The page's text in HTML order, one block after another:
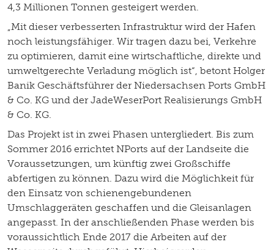
4,3 Millionen Tonnen gesteigert werden.
„Mit dieser verbesserten Infrastruktur wird der Hafen
noch leistungsfähiger. Wir tragen dazu bei, Verkehre
zu optimieren, damit eine wirtschaftliche, direkte und
umweltgerechte Verladung möglich ist“, betont Holger
Banik Geschäftsführer der Niedersachsen Ports GmbH
& Co. KG und der JadeWeserPort Realisierungs GmbH
& Co. KG.
Das Projekt ist in zwei Phasen untergliedert. Bis zum
Sommer 2016 errichtet NPorts auf der Landseite die
Voraussetzungen, um künftig zwei Großschiffe
abfertigen zu können. Dazu wird die Möglichkeit für
den Einsatz von schienengebundenen
Umschlaggeräten geschaffen und die Gleisanlagen
angepasst. In der anschließenden Phase werden bis
voraussichtlich Ende 2017 die Arbeiten auf der